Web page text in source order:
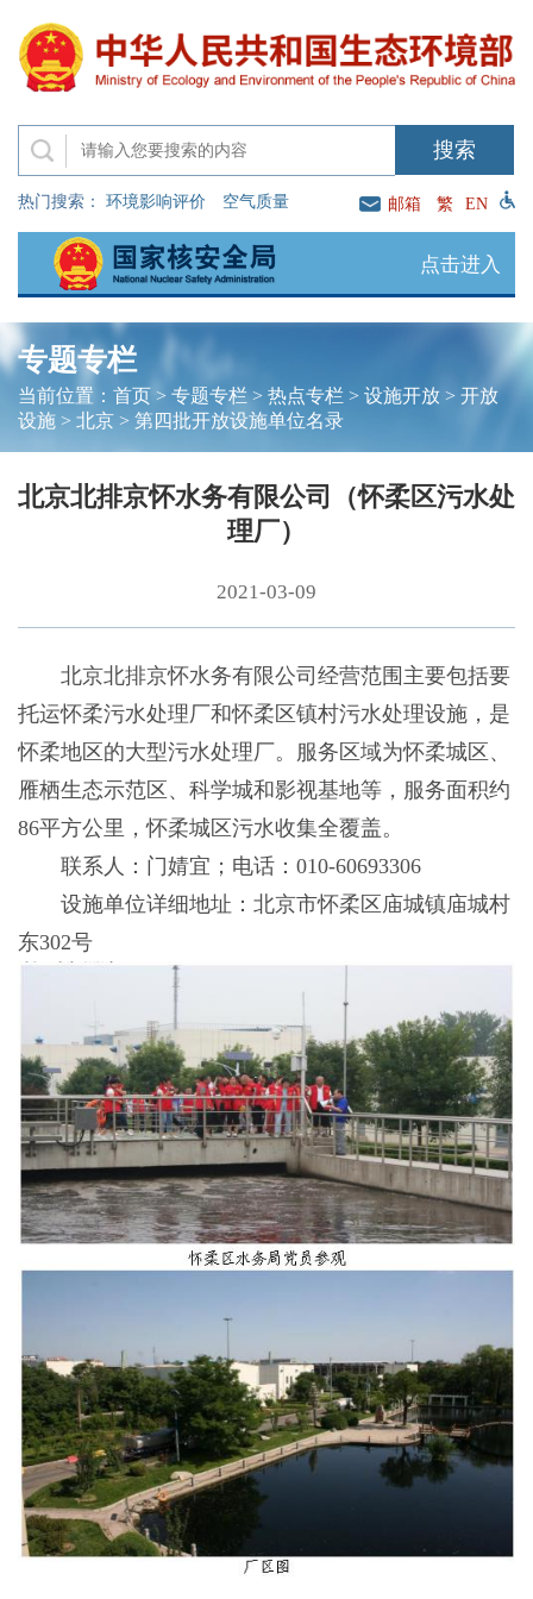
热门搜索： 环境影响评价 空气质量 邮箱 繁 EN
点击进入
专题专栏
当前位置： 首页> 专题专栏> 热点专栏 > 设施开放> 开放
设施> 北京> 第四批开放设施单位名录
北京北排京怀水务有限公司（怀柔区污水处
理厂）
2021-03-09
北京北排京怀水务有限公司经营范围主要包括要
托运怀柔污水处理厂和怀柔区镇村污水处理设施，是
怀柔地区的大型污水处理厂。服务区域为怀柔城区、
雁栖生态示范区、科学城和影视基地等，服务面积约
86平方公里，怀柔城区污水收集全覆盖。
联系人：门婧宜；电话：010-60693306
设施单位详细地址：北京市怀柔区庙城镇庙城村
东302号